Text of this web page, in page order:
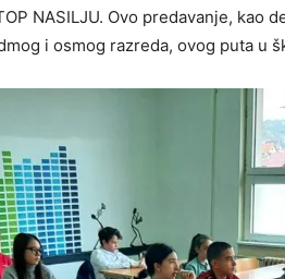
NASILJU. Ovo predavanje, kao
i osmog razreda, ovog puta u